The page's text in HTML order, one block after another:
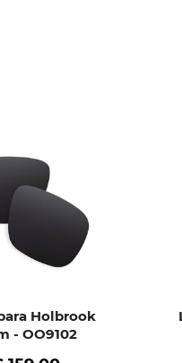
de bolhas.
Holbrook
- OO9102